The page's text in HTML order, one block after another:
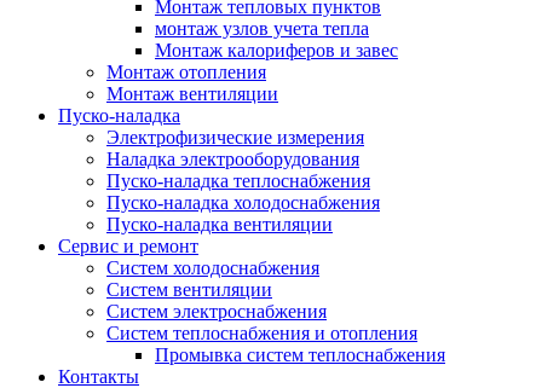
Монтаж тепловых пунктов
монтаж узлов учета тепла
Монтаж калориферов и завес
Монтаж отопления
Монтаж вентиляции
Пуско-наладка
Электрофизические измерения
Наладка электрооборудования
Пуско-наладка теплоснабжения
Пуско-наладка холодоснабжения
Пуско-наладка вентиляции
Сервис и ремонт
Систем холодоснабжения
Систем вентиляции
Систем электроснабжения
Систем теплоснабжения и отопления
Промывка систем теплоснабжения
Контакты